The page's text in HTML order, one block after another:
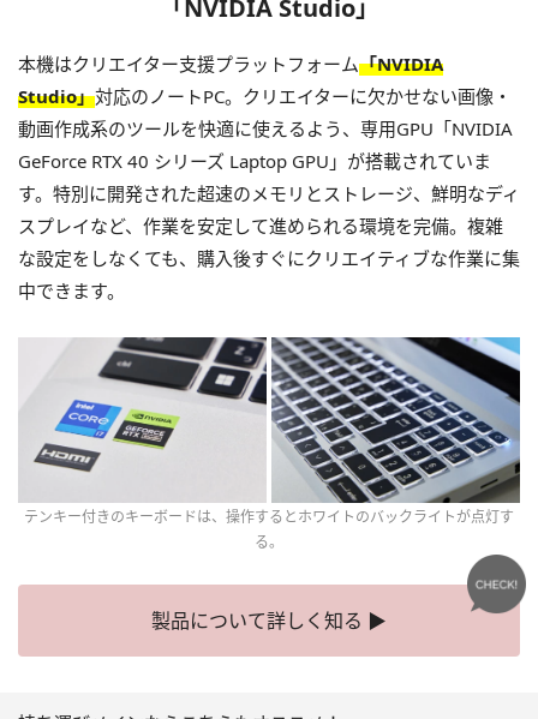
「NVIDIA Studio」
本機はクリエイター支援プラットフォーム「NVIDIA
Studio」対応のノートPC。クリエイターに欠かせない画像・
動画作成系のツールを快適に使えるよう、専用GPU「NVIDIA
GeForce RTX 40 シリーズ Laptop GPU」が搭載されていま
す。特別に開発された超速のメモリとストレージ、鮮明なディ
スプレイなど、作業を安定して進められる環境を完備。複雑
な設定をしなくても、購入後すぐにクリエイティブな作業に集
中できます。
テンキー付きのキーボードは、操作するとホワイトのバックライトが点灯す
る。
製品について詳しく知る ▶